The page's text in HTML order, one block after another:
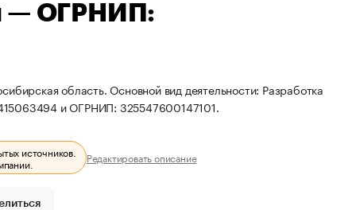
— ОГРНИП:
область. Основной вид деятельности: Разработка
и ОГРНИП: 325547600147101.
источников.
Редактировать описание